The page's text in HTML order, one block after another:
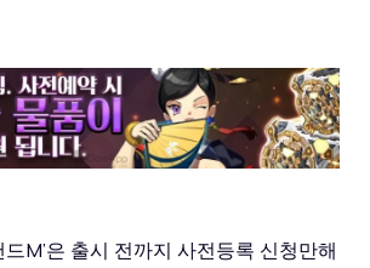
드M’은 출시 전까지 사전등록 신청만해